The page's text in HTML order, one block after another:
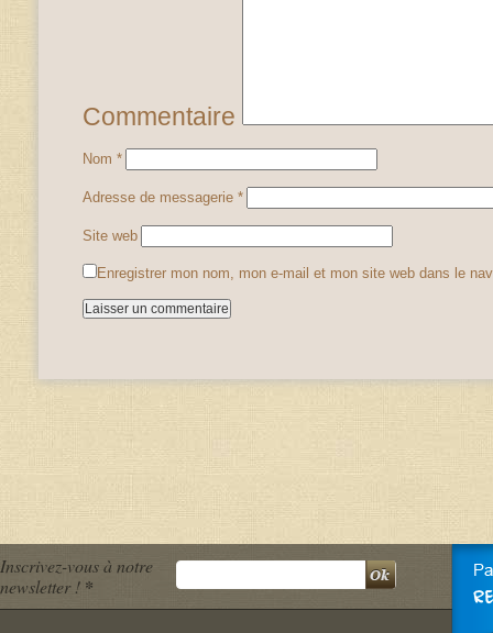
Commentaire
Nom *
Adresse de messagerie *
Site web
Enregistrer mon nom, mon e-mail et mon site web dans le
Inscrivez-vous à notre
newsletter ! *